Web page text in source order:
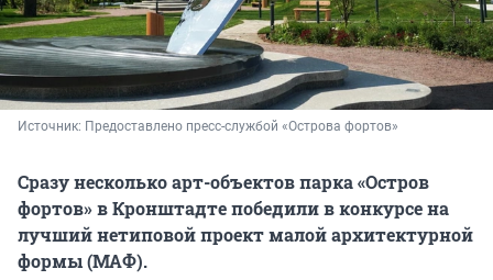
Источник: Предоставлено пресс-службой «Острова фортов»
Сразу несколько арт-объектов парка «Остров
фортов» в Кронштадте победили в конкурсе на
лучший нетиповой проект малой архитектурной
формы (МАФ).